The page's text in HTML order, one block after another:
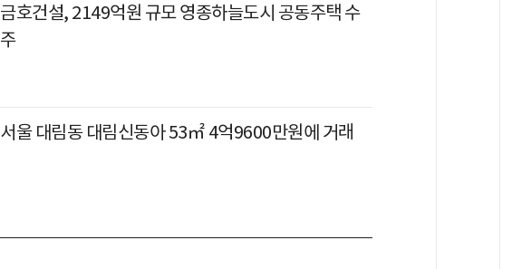
금호건설, 2149억원 규모 영종하늘도시 공동주택 수
주
서울 대림동 대림신동아 53㎡ 4억9600만원에 거래